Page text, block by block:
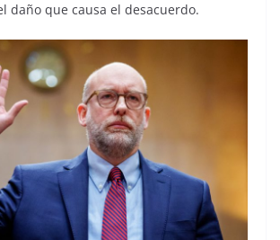
daño que causa el desacuerdo.